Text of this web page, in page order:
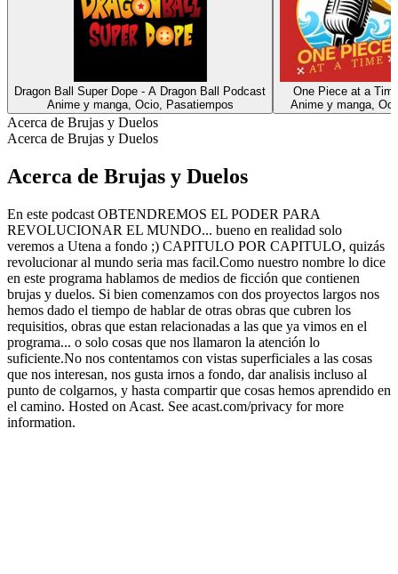
Dragon Ball Super Dope - A Dragon Ball Podcast
Anime y manga, Ocio, Pasatiempos
One Piece at a
Anime y manga,
Acerca de Brujas y Duelos
Acerca de Brujas y Duelos
Acerca de Brujas y Duelos
En este podcast OBTENDREMOS EL PODER PARA
REVOLUCIONAR EL MUNDO... bueno en realidad solo
veremos a Utena a fondo ;) CAPITULO POR CAPITULO, quizás
revolucionar al mundo seria mas facil.Como nuestro nombre lo dice
en este programa hablamos de medios de ficción que contienen
brujas y duelos. Si bien comenzamos con dos proyectos largos nos
hemos dado el tiempo de hablar de otras obras que cubren los
requisitios, obras que estan relacionadas a las que ya vimos en el
programa... o solo cosas que nos llamaron la atención lo
suficiente.No nos contentamos con vistas superficiales a las cosas
que nos interesan, nos gusta irnos a fondo, dar analisis incluso al
punto de colgarnos, y hasta compartir que cosas hemos aprendido en
el camino. Hosted on Acast. See acast.com/privacy for more
information.